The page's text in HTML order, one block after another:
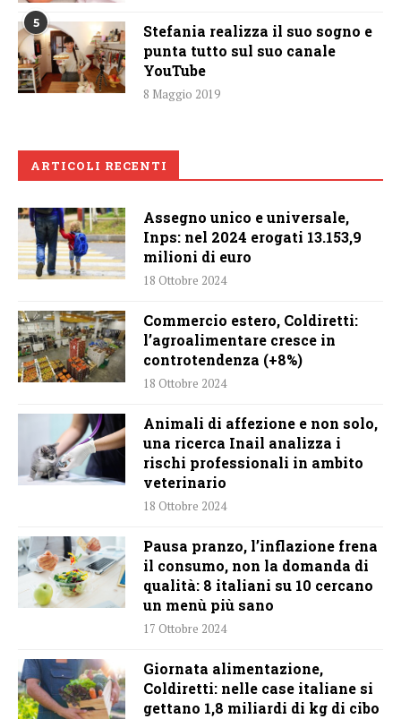
5
Stefania realizza il suo sogno e
punta tutto sul suo canale
YouTube
8 Maggio 2019
ARTICOLI RECENTI
Assegno unico e universale,
Inps: nel 2024 erogati 13.153,9
milioni di euro
18 Ottobre 2024
Commercio estero, Coldiretti:
l’agroalimentare cresce in
controtendenza (+8%)
18 Ottobre 2024
Animali di affezione e non solo,
una ricerca Inail analizza i
rischi professionali in ambito
veterinario
18 Ottobre 2024
Pausa pranzo, l’inflazione frena
il consumo, non la domanda di
qualità: 8 italiani su 10 cercano
un menù più sano
17 Ottobre 2024
Giornata alimentazione,
Coldiretti: nelle case italiane si
gettano 1,8 miliardi di kg di cibo